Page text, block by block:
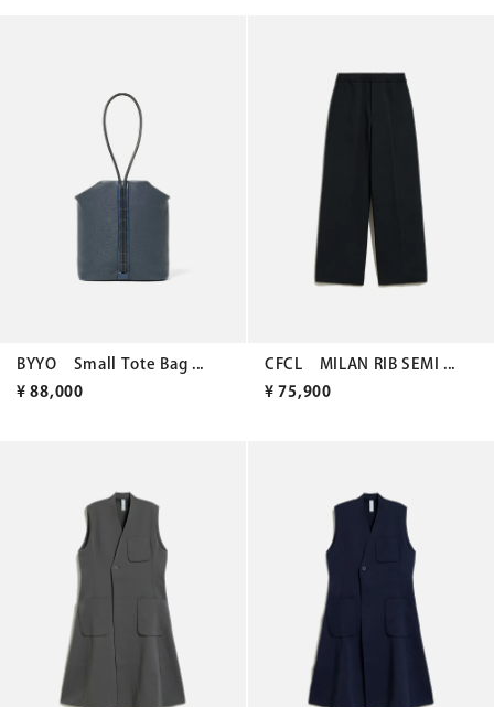
BYYO Small Tote Bag ...
¥ 88,000
CFCL MILAN RIB SEMI ...
¥ 75,900